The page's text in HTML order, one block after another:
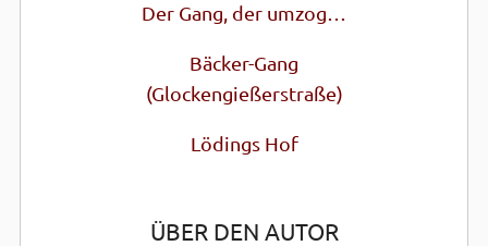
Der Gang, der umzog…
Bäcker-Gang
(Glocken­gießer­straße)
Lödings Hof
ÜBER DEN AUTOR